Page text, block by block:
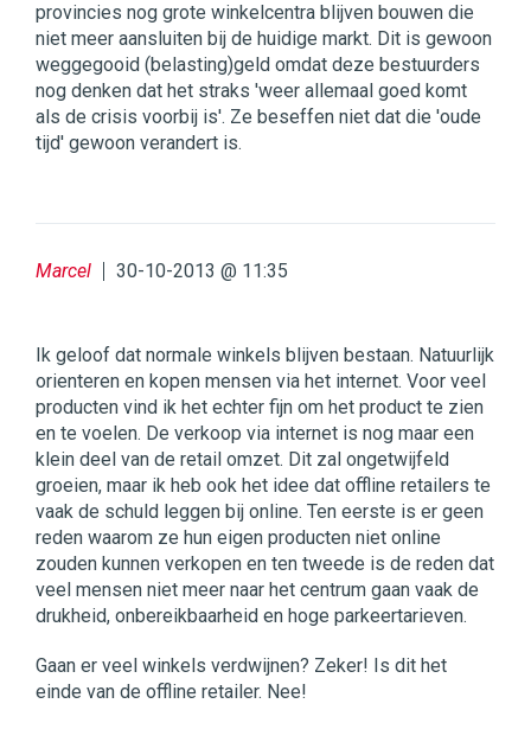
provincies nog grote winkelcentra blijven bouwen die
niet meer aansluiten bij de huidige markt. Dit is gewoon
weggegooid (belasting)geld omdat deze bestuurders
nog denken dat het straks 'weer allemaal goed komt
als de crisis voorbij is'. Ze beseffen niet dat die 'oude
tijd' gewoon verandert is.
Marcel 30-10-2013 @ 11:35
Ik geloof dat normale winkels blijven bestaan. Natuurlijk
orienteren en kopen mensen via het internet. Voor veel
producten vind ik het echter fijn om het product te zien
en te voelen. De verkoop via internet is nog maar een
klein deel van de retail omzet. Dit zal ongetwijfeld
groeien, maar ik heb ook het idee dat offline retailers te
vaak de schuld leggen bij online. Ten eerste is er geen
reden waarom ze hun eigen producten niet online
zouden kunnen verkopen en ten tweede is de reden dat
veel mensen niet meer naar het centrum gaan vaak de
drukheid, onbereikbaarheid en hoge parkeertarieven.
Gaan er veel winkels verdwijnen? Zeker! Is dit het
einde van de offline retailer. Nee!